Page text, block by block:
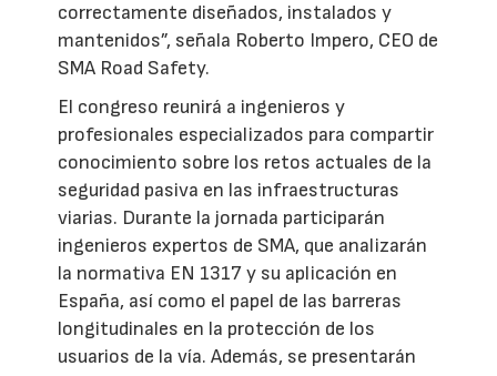
correctamente diseñados, instalados y
mantenidos”, señala Roberto Impero, CEO de
SMA Road Safety.
El congreso reunirá a ingenieros y
profesionales especializados para compartir
conocimiento sobre los retos actuales de la
seguridad pasiva en las infraestructuras
viarias. Durante la jornada participarán
ingenieros expertos de SMA, que analizarán
la normativa EN 1317 y su aplicación en
España, así como el papel de las barreras
longitudinales en la protección de los
usuarios de la vía. Además, se presentarán